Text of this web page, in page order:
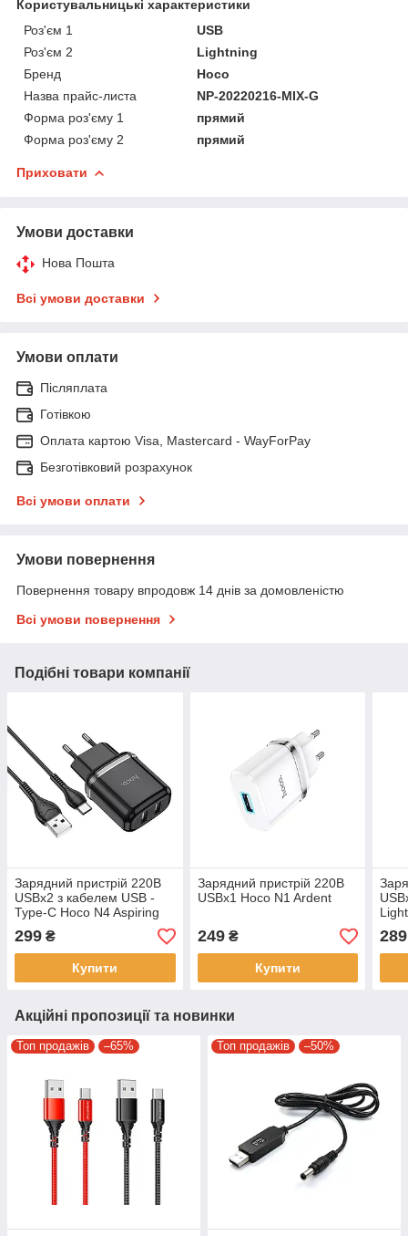
Користувальницькі характеристики
Роз'єм 1
USB
Роз'єм 2
Lightning
Бренд
Hoco
Назва прайс-листа
NP-20220216-MIX-G
Форма роз'єму 1
прямий
Форма роз'єму 2
прямий
Приховати
Умови доставки
Нова Пошта
Всі умови доставки
Умови оплати
Післяплата
Готівкою
Оплата картою Visa, Mastercard - WayForPay
Безготівковий розрахунок
Всі умови оплати
Умови повернення
Повернення товару впродовж 14 днів за домовленістю
Всі умови повернення
Подібні товари компанії
Зарядний пристрій 220В
USBx2 з кабелем USB -
Type-C Hoco N4 Aspiring
299 ₴
Купити
Зарядний пристрій 220В
USBx1 Hoco N1 Ardent
249₴
Купити
289
Акційні пропозиції та новинки
Топ продажів –65% Топ продажів –50%